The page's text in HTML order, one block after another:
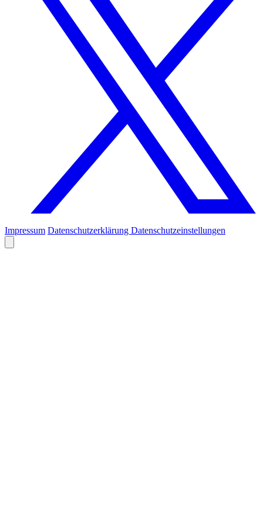
Impressum Datenschutzerklärung Datenschutzeinstellungen